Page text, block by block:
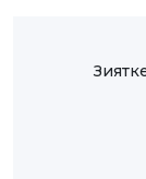
ПАЙДАЛЫ